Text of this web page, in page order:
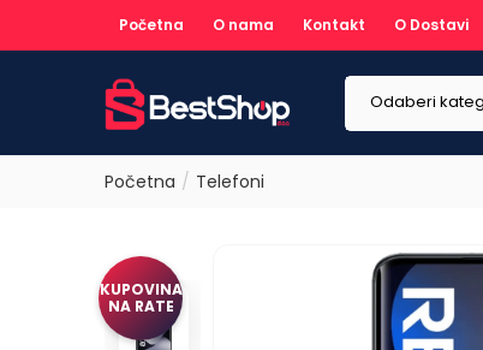
Početna O nama Kontakt O Dostavi
Odaberi
Početna Telefoni
KUPOVINA
NA RATE